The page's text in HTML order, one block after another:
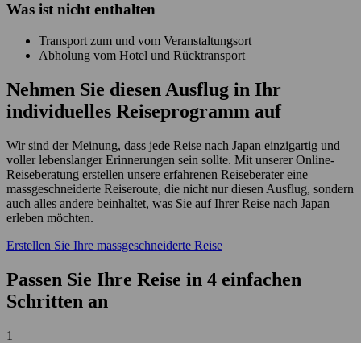
Was ist nicht enthalten
Transport zum und vom Veranstaltungsort
Abholung vom Hotel und Rücktransport
Nehmen Sie diesen Ausflug in Ihr
individuelles Reiseprogramm auf
Wir sind der Meinung, dass jede Reise nach Japan einzigartig und
voller lebenslanger Erinnerungen sein sollte. Mit unserer Online-
Reiseberatung erstellen unsere erfahrenen Reiseberater eine
massgeschneiderte Reiseroute, die nicht nur diesen Ausflug, sondern
auch alles andere beinhaltet, was Sie auf Ihrer Reise nach Japan
erleben möchten.
Erstellen Sie Ihre massgeschneiderte Reise
Passen Sie Ihre Reise in 4 einfachen
Schritten an
1